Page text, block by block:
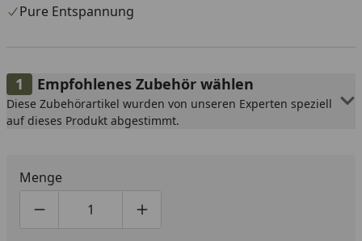
Pure Entspannung
Empfohlenes Zubehör wählen
Diese Zubehörartikel wurden von unseren Experten speziell
auf dieses Produkt abgestimmt.
Menge
Produktmenge um eins verringern
Produktmenge manuell eingeben
Produktmenge um eins erhöhen